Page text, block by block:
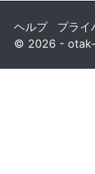
ヘルプ プライ
© 2026 - otak-